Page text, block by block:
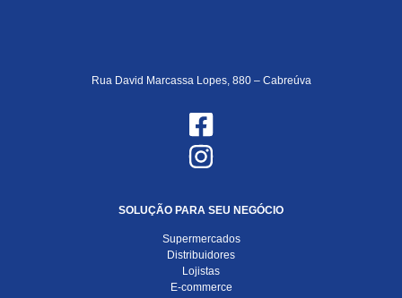
Rua David Marcassa Lopes, 880 – Cabreúva
SOLUÇÃO PARA SEU NEGÓCIO
Supermercados
Distribuidores
Lojistas
E-commerce